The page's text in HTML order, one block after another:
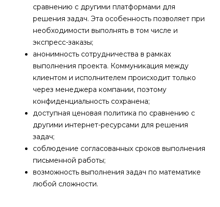
сравнению с другими платформами для
решения задач. Эта особенность позволяет при
необходимости выполнять в том числе и
экспресс-заказы;
анонимность сотрудничества в рамках
выполнения проекта. Коммуникация между
клиентом и исполнителем происходит только
через менеджера компании, поэтому
конфиденциальность сохранена;
доступная ценовая политика по сравнению с
другими интернет-ресурсами для решения
задач;
соблюдение согласованных сроков выполнения
письменной работы;
возможность выполнения задач по математике
любой сложности.